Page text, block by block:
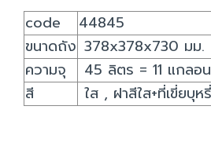
code
44845
ขนาดถัง 378x378x730 มม.
ความจุ
45 ลิตร = 11 แกลอน
สี
ใส , ฝาสีใส+ที่เขี่ยบุห